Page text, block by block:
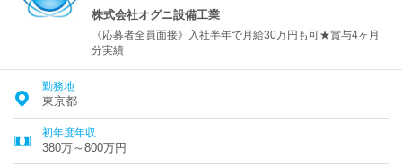
株式会社オグニ設備工業
《応募者全員面接》入社半年で月給30万円も可★賞与4ヶ月
分実績
勤務地
東京都
初年度年収
380万～800万円